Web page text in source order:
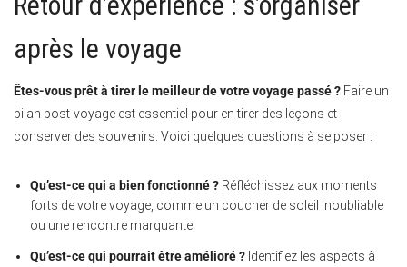
après le voyage
Êtes-vous prêt à tirer le meilleur de votre voyage passé ? Faire un
bilan post-voyage est essentiel pour en tirer des leçons et
conserver des souvenirs. Voici quelques questions à se poser :
Qu’est-ce qui a bien fonctionné ? Réfléchissez aux moments
forts de votre voyage, comme un coucher de soleil inoubliable
ou une rencontre marquante.
Qu’est-ce qui pourrait être amélioré ? Identifiez les aspects à